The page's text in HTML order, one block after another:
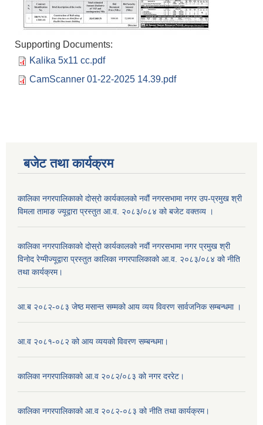
Supporting Documents:
Kalika 5x11 cc.pdf
CamScanner 01-22-2025 14.39.pdf
बजेट तथा कार्यक्रम
कालिका नगरपालिकाको दोस्रो कार्यकालको नवौं नगरसभामा नगर उप-प्रमुख श्री
विमला तामाङ ज्यूद्वारा प्रस्तुत आ.व. २०८३/०८४ को बजेट वक्तव्य ।
कालिका नगरपालिकाको दोस्रो कार्यकालको नवौं नगरसभामा नगर प्रमुख श्री
विनोद रेग्मीज्यूद्वारा प्रस्तुत कालिका नगरपालिकाको आ.व. २०८३/०८४ को नीति
तथा कार्यक्रम।
आ.ब २०८२-०८३ जेष्ठ मसान्त सम्मको आय व्यय विवरण सार्वजनिक सम्बन्धमा ।
आ.व २०८१-०८२ को आय व्ययको विवरण सम्बन्धमा।
कालिका नगरपालिकाको आ.व २०८२/०८३ को नगर दररेट।
कालिका नगरपालिकाको आ.व २०८२-०८३ को नीति तथा कार्यक्रम।